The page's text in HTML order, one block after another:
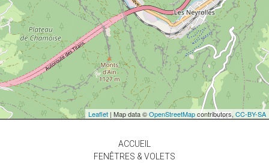
Leaflet | Map data ©OpenStreetMapcontributors, CC-BY-SA
ACCUEIL
FENÊTRES & VOLETS